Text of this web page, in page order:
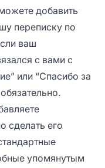
добавить
переписку по
ваш
с вами с
или “Спасибо за
сделать его
упомянутым